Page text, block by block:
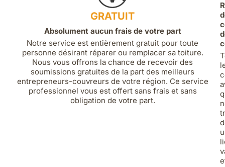
GRATUIT
Absolument aucun frais de votre part
Notre service est entièrement gratuit pour toute
personne désirant réparer ou remplacer sa toiture.
Nous vous offrons la chance de recevoir des
soumissions gratuites de la part des meilleurs
entrepreneurs-couvreurs de votre région. Ce service
professionnel vous est offert sans frais et sans
obligation de votre part.